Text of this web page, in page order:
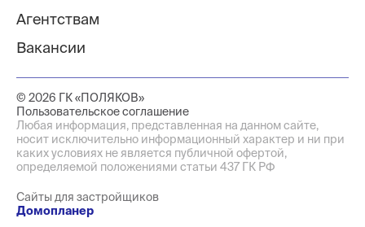
Агентствам
Вакансии
© 2026 ГК «ПОЛЯКОВ»
Пользовательское соглашение
Любая информация, представленная на данном сайте,
носит исключительно информационный характер и ни при
каких условиях не является публичной офертой,
определяемой положениями статьи 437 ГК РФ
Сайты для застройщиков
Домопланер